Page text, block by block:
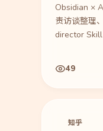
Obsidian ×
责访谈整理
director Skill
核规则沉淀
词沟通，但
量。
49
知乎